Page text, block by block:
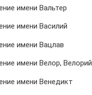
имени Вальтер
имени Василий
имени Вацлав
имени Велор, Велорий
имени Венедикт